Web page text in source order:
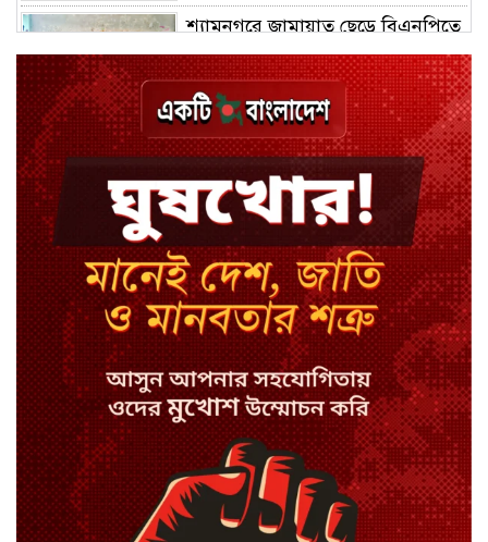
শ্যামনগরে জামায়াত ছেড়ে বিএনপিতে
ঢাকায় হালকা বৃষ্টির সম্ভাবনা, বাড়তে
পারে তাপমাত্রা
মন্ত্রী-এমপিদের উপস্থিতিতে ইউএনওর
আইফোন চুরি
সিরাজগঞ্জে বাস ট্রাক দুর্ঘটনা, চালকসহ
নিহত ২
স্পিকারের নামে জাল ডিও, প্রতারণার
অভিযোগে এসিল্যান্ডের বিরুদ্ধে মামলা
সাদা না বাদামি চিনি, কোনটি ভালো?